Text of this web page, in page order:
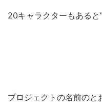
20キャラクターもあると
プロジェクトの名前のと